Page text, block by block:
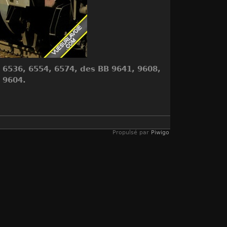
6554, 6574, des BB 9641, 9608,
Propulsé par Piwigo